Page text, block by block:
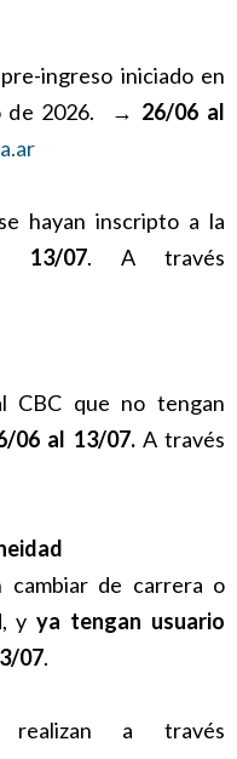
ingreso iniciado en
de 2026. → 26/06 al
hayan inscripto a la
13/07. A través
CBC que no tengan
06 al 13/07.A través
cambiar de carrera o
yya tengan usuario
07.
a través